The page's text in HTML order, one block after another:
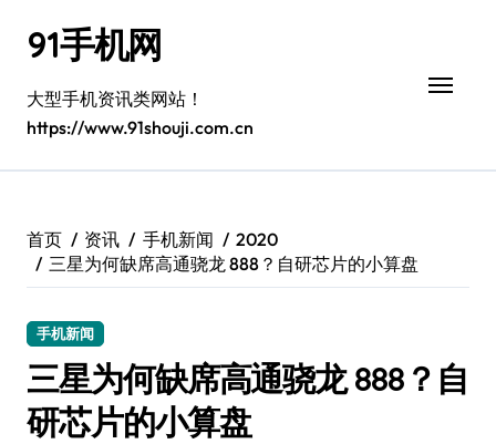
91手机网
大型手机资讯类网站！
https://www.91shouji.com.cn
首页 资讯 手机新闻
2020
三星为何缺席高通骁龙 888？自研芯片的小算盘
手机新闻
三星为何缺席高通骁龙 888？自
研芯片的小算盘